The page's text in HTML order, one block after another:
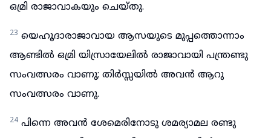
ഒമ്രി രാജാവാകയും ചെയ്തു.
23 യെഹൂദാരാജാവായ ആസയുടെ മുപ്പത്തൊന്നാം
ആണ്ടിൽ ഒമ്രി യിസ്രായേലിൽ രാജാവായി പന്ത്രണ്ടു
സംവത്സരം വാണു; തിർസ്സയിൽ അവൻ ആറു
സംവത്സരം വാണു.
24 പിന്നെ അവൻ ശേമെരിനോടു ശമര്യാമല രണ്ടു